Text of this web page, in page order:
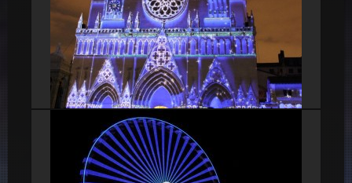
Cathédrale Saint Jean Baptiste -35